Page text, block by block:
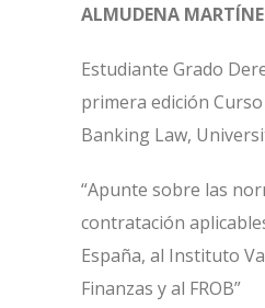
ALMUDENA
Estudiante Grado
primera edición
Banking Law,
“Apunte sobre las
contratación
España, al Instituto
Finanzas y al FROB”